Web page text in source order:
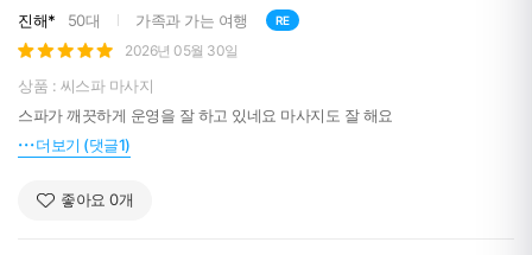
진해* 50대 가족과 가는 여행 RE
2026년 05월 30일
상품 : 씨스파 마사지
스파가 깨끗하게 운영을 잘 하고 있네요 마사지도 잘 해요
더보기 (댓글1)
좋아요 0개